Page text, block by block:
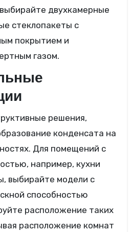
двухкамерные
стеклопакеты с
покрытием и
газом.
решения,
конденсата на
Для помещений с
например, кухни
выбирайте модели с
способностью
расположение таких
расположение комнат